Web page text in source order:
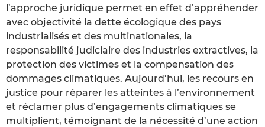
l’approche juridique permet en effet d’appréhender
avec objectivité la dette écologique des pays
industrialisés et des multinationales, la
responsabilité judiciaire des industries extractives, la
protection des victimes et la compensation des
dommages climatiques. Aujourd’hui, les recours en
justice pour réparer les atteintes à l’environnement
et réclamer plus d’engagements climatiques se
multiplient, témoignant de la nécessité d’une action